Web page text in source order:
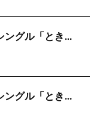
ングル「とき…
ングル「とき…